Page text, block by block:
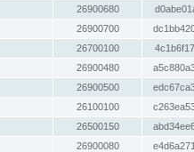
26900680
26900700
26700100
26900480
26900500
26100100
26500150
26900080